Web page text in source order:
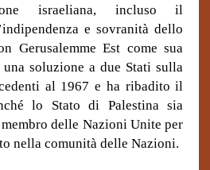
israeliana, incluso il
e sovranità dello
Gerusalemme Est come sua
soluzione a due Stati sulla
al 1967 e ha ribadito il
lo Stato di Palestina sia
membro delle Nazioni Unite per
nella comunità delle Nazioni.